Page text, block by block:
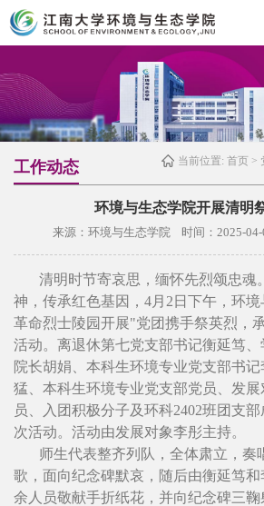
当前位置: 首页 >
工作动态
环境与生态学院开展清明
来源：环境与生态学院 时间：2025-
清明时节寄哀思，缅怀先烈颂忠魂
神，传承红色基因，4月2日下午，环
革命烈士陵园开展"党团携手祭英烈，
活动。离退休第七党支部书记衡延笃、
院长胡娟、本科生环境专业党支部书
猛、本科生环境专业党支部党员、发
员、入团积极分子及环科2402班团支
次活动。活动由发展对象李彤主持。
师生代表整齐列队，全体肃立，奏
歌，面向纪念碑默哀，随后由衡延笃
余人员敬献手折纸花，并向纪念碑三鞠